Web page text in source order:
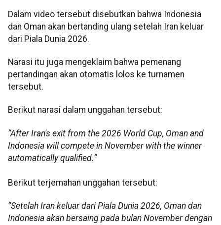
Dalam video tersebut disebutkan bahwa Indonesia
dan Oman akan bertanding ulang setelah Iran keluar
dari Piala Dunia 2026.
Narasi itu juga mengeklaim bahwa pemenang
pertandingan akan otomatis lolos ke turnamen
tersebut.
Berikut narasi dalam unggahan tersebut:
“After Iran's exit from the 2026 World Cup, Oman and
Indonesia will compete in November with the winner
automatically qualified.”
Berikut terjemahan unggahan tersebut:
“Setelah Iran keluar dari Piala Dunia 2026, Oman dan
Indonesia akan bersaing pada bulan November dengan